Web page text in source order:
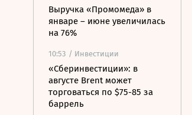
Выручка «Промомеда» в
январе – июне увеличилась
на 76%
10:53 / Инвестиции
«Сберинвестиции»: в
августе Brent может
торговаться по $75-85 за
баррель